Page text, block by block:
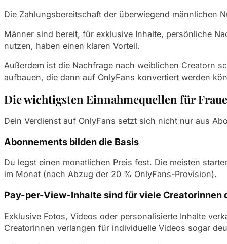
Die Zahlungsbereitschaft der überwiegend männlichen
Männer sind bereit, für exklusive Inhalte, persönliche
nutzen, haben einen klaren Vorteil.
Außerdem ist die Nachfrage nach weiblichen Creatorn
aufbauen, die dann auf OnlyFans konvertiert werden
Die wichtigsten Einnahmequellen für
Dein Verdienst auf OnlyFans setzt sich nicht nur aus
Abonnements bilden die Basis
Du legst einen monatlichen Preis fest. Die meisten
im Monat (nach Abzug der 20 % OnlyFans-Provision).
Pay-per-View-Inhalte sind für viele Creatorinnen
Exklusive Fotos, Videos oder personalisierte Inhalte
Creatorinnen verlangen für individuelle Videos sogar